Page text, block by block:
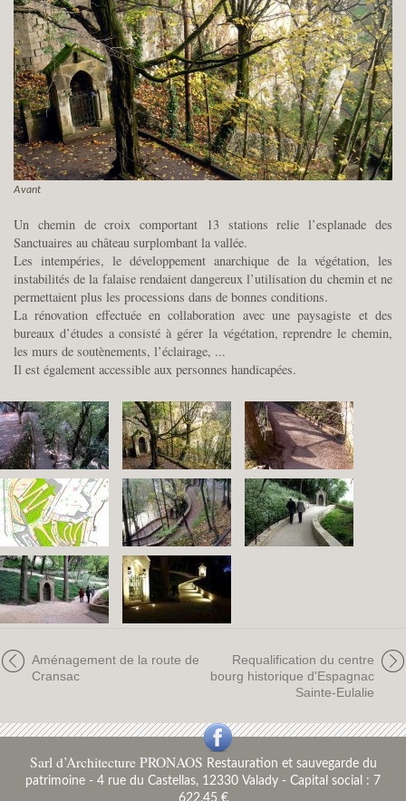
Avant
Un chemin de croix comportant 13 stations relie l’esplanade des
Sanctuaires au château surplombant la vallée.
Les intempéries, le développement anarchique de la végétation, les
instabilités de la falaise rendaient dangereux l’utilisation du chemin et ne
permettaient plus les processions dans de bonnes conditions.
La rénovation effectuée en collaboration avec une paysagiste et des
bureaux d’études a consisté à gérer la végétation, reprendre le chemin,
les murs de soutènements, l’éclairage, ...
Il est également accessible aux personnes handicapées.
Requalification du centre
bourg historique d'Espagnac
Sainte-Eulalie
Aménagement de la route de
Cransac
Sarl d’Architecture PRONAOS Restauration et sauvegarde du
patrimoine - 4 rue du Castellas, 12330 Valady - Capital social : 7